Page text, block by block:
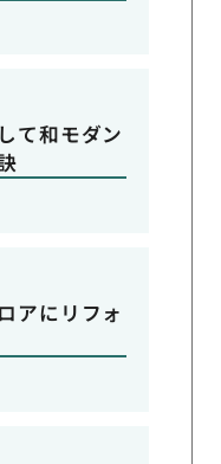
て和モダン
アにリフォ